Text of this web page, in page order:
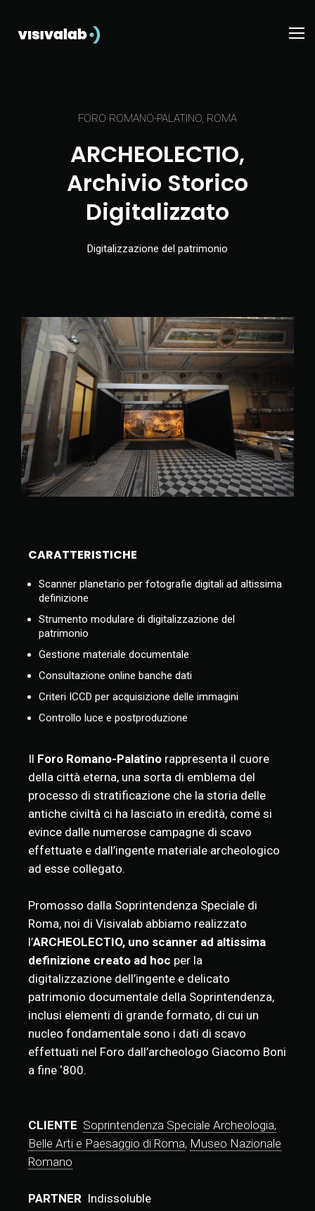
FORO ROMANO-PALATINO, ROMA
ARCHEOLECTIO,
Archivio Storico
Digitalizzato
Digitalizzazione del patrimonio
Il Foro Romano-Palatino rappresenta il cuore
della città eterna, una sorta di emblema del
processo di stratificazione che la storia delle
antiche civiltà ci ha lasciato in eredità, come si
evince dalle numerose campagne di scavo
effettuate e dall’ingente materiale archeologico
ad esse collegato.
Promosso dalla Soprintendenza Speciale di
Roma, noi di Visivalab abbiamo realizzato
l’ARCHEOLECTIO, uno scanner ad altissima
definizione creato ad hoc per la
digitalizzazione dell’ingente e delicato
patrimonio documentale della Soprintendenza,
inclusi elementi di grande formato, di cui un
nucleo fondamentale sono i dati di scavo
effettuati nel Foro dall’archeologo Giacomo Boni
a fine ‘800.
CLIENTE Soprintendenza Speciale Archeologia,
Belle Arti e Paesaggio di Roma, Museo Nazionale
Romano
PARTNER Indissoluble
CARATTERISTICHE
Scanner planetario per fotografie digitali ad altissima
definizione
Strumento modulare di digitalizzazione del
patrimonio
Gestione materiale documentale
Consultazione online banche dati
Criteri ICCD per acquisizione delle immagini
Controllo luce e postproduzione